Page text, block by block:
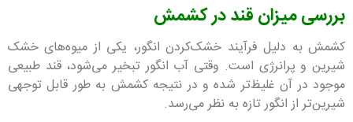
بررسی میزان قند در کشمش
کشمش به دلیل فرآیند خشک‌کردن انگور، یکی از میوه‌های خشک
شیرین و پرانرژی است. وقتی آب انگور تبخیر می‌شود، قند طبیعی
موجود در آن غلیظ‌تر شده و در نتیجه کشمش به طور قابل توجهی
شیرین‌تر از انگور تازه به نظر می‌رسد.